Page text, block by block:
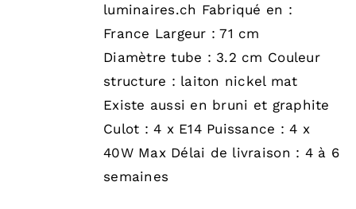
luminaires.ch Fabriqué en :
France Largeur : 71 cm
Diamètre tube : 3.2 cm Couleur
structure : laiton nickel mat
Existe aussi en bruni et graphite
Culot : 4 x E14 Puissance : 4 x
40W Max Délai de livraison : 4 à 6
semaines